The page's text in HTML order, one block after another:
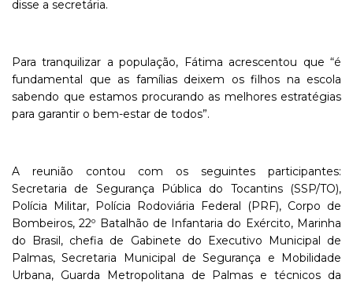
disse a secretária.
Para tranquilizar a população, Fátima acrescentou que “é
fundamental que as famílias deixem os filhos na escola
sabendo que estamos procurando as melhores estratégias
para garantir o bem-estar de todos”.
A reunião contou com os seguintes participantes:
Secretaria de Segurança Pública do Tocantins (SSP/TO),
Polícia Militar, Polícia Rodoviária Federal (PRF), Corpo de
Bombeiros, 22º Batalhão de Infantaria do Exército, Marinha
do Brasil, chefia de Gabinete do Executivo Municipal de
Palmas, Secretaria Municipal de Segurança e Mobilidade
Urbana, Guarda Metropolitana de Palmas e técnicos da